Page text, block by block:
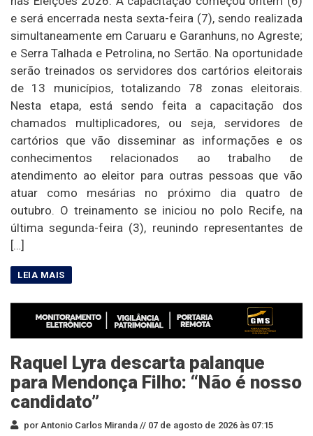
e será encerrada nesta sexta-feira (7), sendo realizada
simultaneamente em Caruaru e Garanhuns, no Agreste;
e Serra Talhada e Petrolina, no Sertão. Na oportunidade
serão treinados os servidores dos cartórios eleitorais
de 13 municípios, totalizando 78 zonas eleitorais.
Nesta etapa, está sendo feita a capacitação dos
chamados multiplicadores, ou seja, servidores de
cartórios que vão disseminar as informações e os
conhecimentos relacionados ao trabalho de
atendimento ao eleitor para outras pessoas que vão
atuar como mesárias no próximo dia quatro de
outubro. O treinamento se iniciou no polo Recife, na
última segunda-feira (3), reunindo representantes de
[…]
Raquel Lyra descarta palanque
para Mendonça Filho: “Não é nosso
candidato”
por Antonio Carlos Miranda // 07 de agosto de 2026 às 07:15